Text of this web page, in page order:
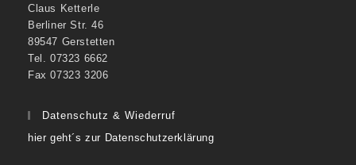
Claus Ketterle
Berliner Str. 46
89547 Gerstetten
Tel. 07323 6662
Fax 07323 3206
Datenschutz & Wiederruf
hier geht´s zur Datenschutzerklärung